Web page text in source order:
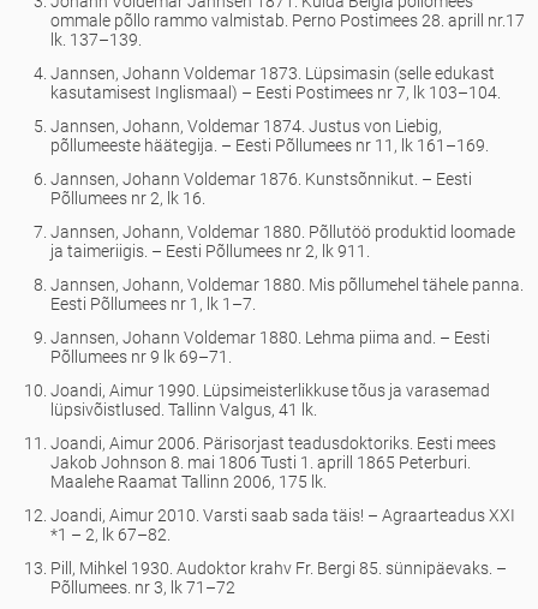
ommale põllo rammo valmistab. Perno Postimees 28. aprill nr.17
lk. 137–139.
Jannsen, Johann Voldemar 1873. Lüpsimasin (selle edukast
kasutamisest Inglismaal) – Eesti Postimees nr 7, lk 103–104.
Jannsen, Johann, Voldemar 1874. Justus von Liebig,
põllumeeste häätegija. – Eesti Põllumees nr 11, lk 161–169.
Jannsen, Johann Voldemar 1876. Kunstsõnnikut. – Eesti
Põllumees nr 2, lk 16.
Jannsen, Johann, Voldemar 1880. Põllutöö produktid loomade
ja taimeriigis. – Eesti Põllumees nr 2, lk 911.
Jannsen, Johann, Voldemar 1880. Mis põllumehel tähele panna.
Eesti Põllumees nr 1, lk 1–7.
Jannsen, Johann Voldemar 1880. Lehma piima and. – Eesti
Põllumees nr 9 lk 69–71.
Joandi, Aimur 1990. Lüpsimeisterlikkuse tõus ja varasemad
lüpsivõistlused. Tallinn Valgus, 41 lk.
Joandi, Aimur 2006. Pärisorjast teadusdoktoriks. Eesti mees
Jakob Johnson 8. mai 1806 Tusti 1. aprill 1865 Peterburi.
Maalehe Raamat Tallinn 2006, 175 lk.
Joandi, Aimur 2010. Varsti saab sada täis! – Agraarteadus XXI
*1 – 2, lk 67–82.
Pill, Mihkel 1930. Audoktor krahv Fr. Bergi 85. sünnipäevaks. –
Põllumees. nr 3, lk 71–72